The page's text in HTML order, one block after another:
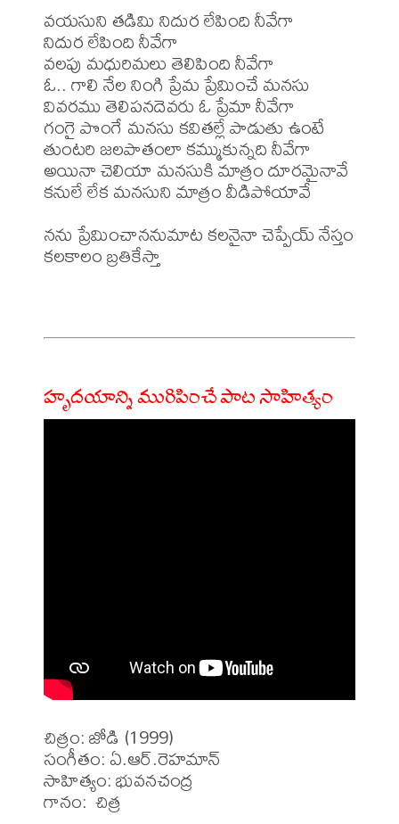
వయసుని తడిమి నిదుర లేపింది నీవేగా
నిదుర లేపింది నీవేగా
వలపు మధురిమలు తెలిపింది నీవేగా
ఓ.. గాలి నేల నింగి ప్రేమ ప్రేమించే మనసు
వివరము తెలిపనదెవరు ఓ ప్రేమా నీవేగా
గంగై పొంగే మనసు కవితల్లే పాడుతు ఉంటే
తుంటరి జలపాతంలా కమ్ముకున్నది నీవేగా
అయినా చెలియా మనసుకి మాత్రం దూరమైనావే
కనులే లేక మనసుని మాత్రం వీడిపోయావే
నను ప్రేమించాననుమాట కలనైనా చెప్పేయ్ నేస్తం
కలకాలం బ్రతికేస్తా
హృదయాన్ని మురిపించే పాట సాహిత్యం
చిత్రం: జోడి (1999)
సంగీతం: ఏ.ఆర్.రెహమాన్
సాహిత్యం: భువనచంద్ర
గానం:  చిత్ర